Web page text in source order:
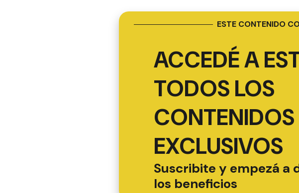
ESTE CONTENIDO
ACCEDÉ A
TODOS LOS
CONTENIDOS
EXCLUSIVOS
Suscribite y empezá a
los beneficios